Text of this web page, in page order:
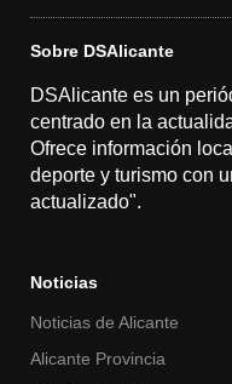
Sobre DSAlicante
DSAlicante es un
centrado en la
Ofrece información
deporte y turismo con
actualizado".
Noticias
Noticias de Alicante
Alicante Provincia